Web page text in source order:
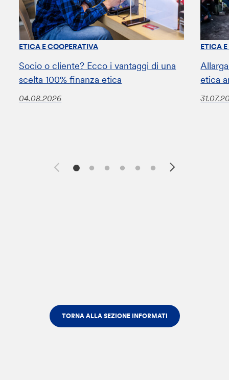
ETICA E COOPERATIVA
Socio o cliente? Ecco i vantaggi di una
scelta 100% finanza etica
04.08.2026
ETICA
etica
TORNA ALLA SEZIONE INFORMATI